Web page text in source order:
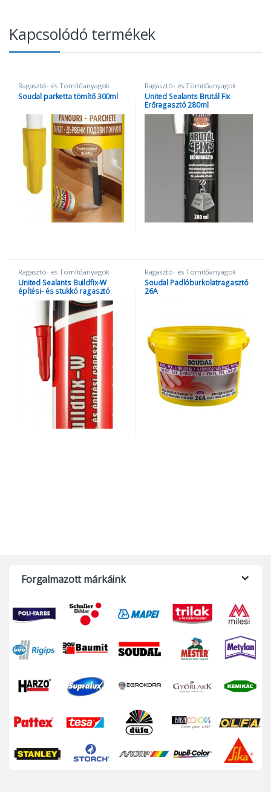
Kapcsolódó termékek
Ragasztó- és Tömítőanyagok
Soudal parketta tömítő 300ml
Ragasztó- és Tömítőanyagok
United Sealants Brutál Fix
Erőragasztó 280ml
Ragasztó- és Tömítőanyagok
United Sealants Buildfix-W
építési- és stukkó ragasztó
Ragasztó- és Tömítőanyagok
Soudal Padlóburkolatragasztó
26A
Forgalmazott márkáink